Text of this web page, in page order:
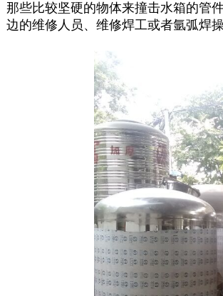
那些比较坚硬的物体来撞击水箱的管
边的维修人员、维修焊工或者氩弧焊